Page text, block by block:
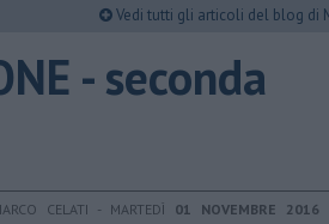
Vedi tutti gli articoli del blog di
- seconda
CELATI - MARTEDÌ 01 NOVEMBRE 2016